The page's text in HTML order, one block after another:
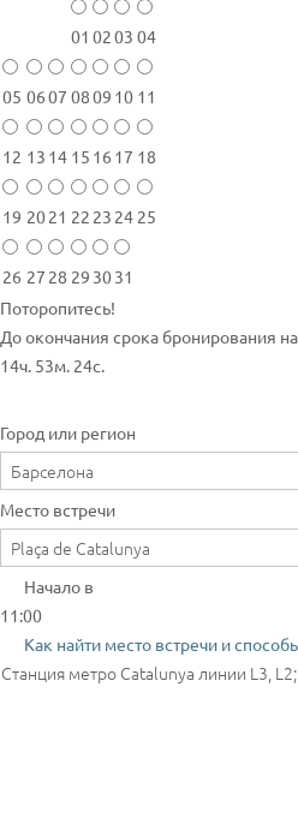
01 0203 04
05 0607 0809 10 11
12 13 14 15 16 17 18
19 2021 22 23 24 25
26 27 28 29 3031
Поторопитесь!
До окончания срока бронирования
14ч. 53м. 24с.
Город или регион
Место встречи
Начало в
11:00
Как найти место встречи и
Станция метро Catalunya линии L3,